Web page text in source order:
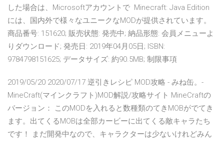
した場合は、Microsoftアカウントで Minecraft: Java Edition
には、国内外で様々なユニークなMODが提供されています。
商品番号: 151620; 販売状態: 発売中; 納品形態: 会員メニューよ
りダウンロード; 発売日: 2019年04月05日; ISBN:
9784798151625; データサイズ: 約90.5MB; 制限事項
2019/05/20 2020/07/17 逆引きレシピ MOD攻略 - みね缶。-
MineCraft(マインクラフト)MOD解説/攻略サイト MineCraftの
バージョン： このMODを入れると数種類のてきMOBがでてき
ます。出てくるMOBは全部カービーに出てくる敵キャラたち
です！ まだ開発中なので、キャラクターは少ないけれどみん